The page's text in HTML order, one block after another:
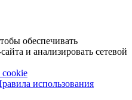
обеспечивать
и анализировать сетевой
cookie
использования